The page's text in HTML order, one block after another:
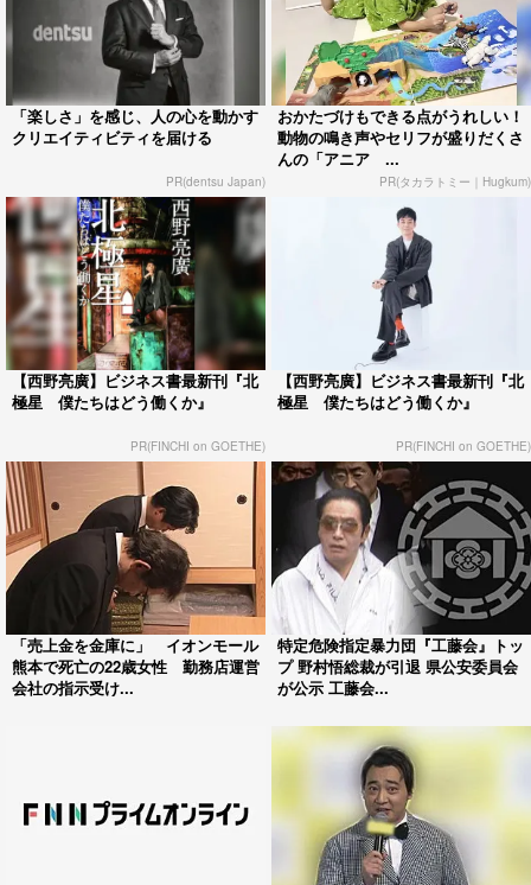
「楽しさ」を感じ、人の心を動かす
クリエイティビティを届ける
PR(dentsu Japan)
おかたづけもできる点がうれしい！
動物の鳴き声やセリフが盛りだくさ
んの「アニア ...
PR(タカラトミー｜Hugkum)
【西野亮廣】ビジネス書最新刊『北
極星 僕たちはどう働くか』
PR(FINCHI on GOETHE)
【西野亮廣】ビジネス書最新刊『北
極星 僕たちはどう働くか』
PR(FINCHI on GOETHE)
「売上金を金庫に」 イオンモール
熊本で死亡の22歳女性 勤務店運営
会社の指示受け...
特定危険指定暴力団『工藤会』トッ
プ 野村悟総裁が引退 県公安委員会
が公示 工藤会...